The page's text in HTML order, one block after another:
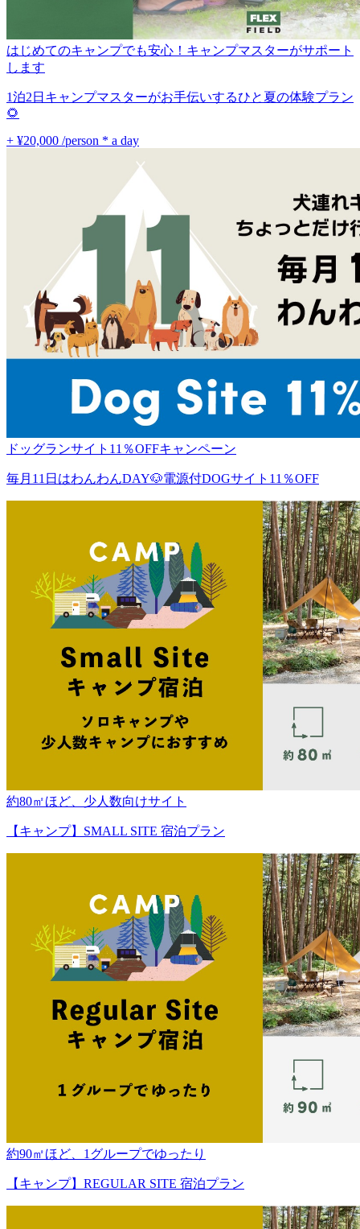
はじめてのキャンプでも安心！キャンプマスターがサポート
します
1泊2日キャンプマスターがお手伝いするひと夏の体験プラン
🌻
+ ¥20,000 /person * a day
ドッグランサイト11％OFFキャンペーン
毎月11日はわんわんDAY🐶電源付DOGサイト11％OFF
約80㎡ほど、少人数向けサイト
【キャンプ】SMALL SITE 宿泊プラン
約90㎡ほど、1グループでゆったり
【キャンプ】REGULAR SITE 宿泊プラン